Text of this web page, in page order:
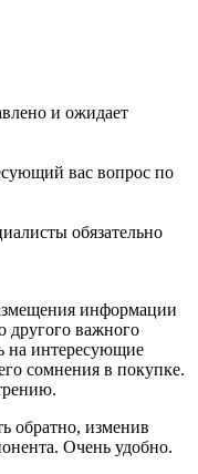
и ожидает
вас вопрос по
обязательно
информации
другого важного
на интересующие
сомнения в покупке.
обратно, изменив
Очень удобно.